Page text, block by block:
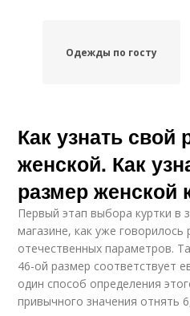
Одежды по госту
Одежда для женщин
Как узнать свой
женской. Как
размер женской
Первый этап выбора куртки в
магазине, как уже
отечественных параметров.
46-ой размер соответствует
один способ определения
привычного значения отнять